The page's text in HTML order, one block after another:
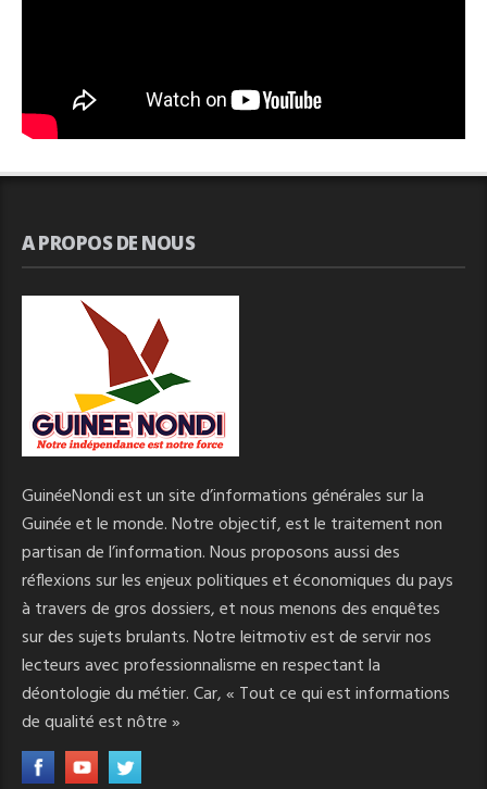
A PROPOS DE NOUS
GuinéeNondi est un site d’informations générales sur la
Guinée et le monde. Notre objectif, est le traitement non
partisan de l’information. Nous proposons aussi des
réflexions sur les enjeux politiques et économiques du pays
à travers de gros dossiers, et nous menons des enquêtes
sur des sujets brulants. Notre leitmotiv est de servir nos
lecteurs avec professionnalisme en respectant la
déontologie du métier. Car, « Tout ce qui est informations
de qualité est nôtre »